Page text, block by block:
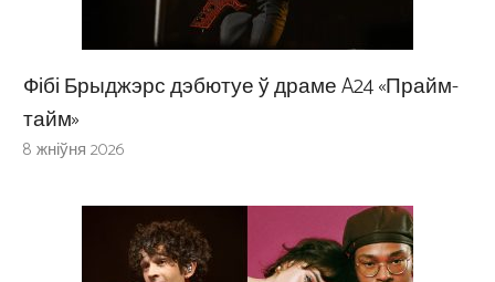
Фібі Брыджэрс дэбютуе ў драме A24 «Прайм-
тайм»
8 жніўня 2026